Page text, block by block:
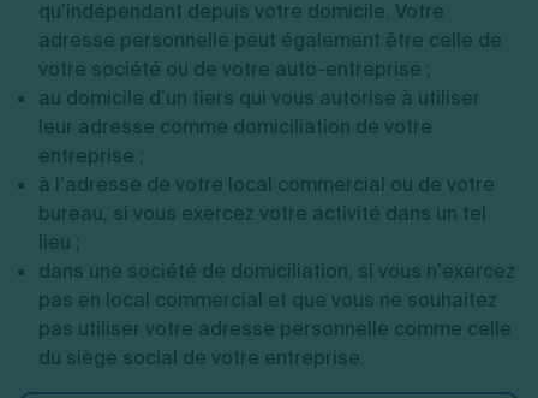
qu’indépendant depuis votre domicile. Votre
adresse personnelle peut également être celle de
votre société ou de votre auto-entreprise ;
au domicile d’un tiers qui vous autorise à utiliser
leur adresse comme domiciliation de votre
entreprise ;
à l’adresse de votre local commercial ou de votre
bureau, si vous exercez votre activité dans un tel
lieu ;
dans une société de domiciliation, si vous n’exercez
pas en local commercial et que vous ne souhaitez
pas utiliser votre adresse personnelle comme celle
du siège social de votre entreprise.